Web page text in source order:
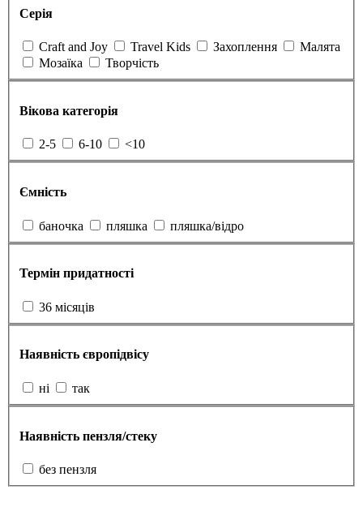
Серія
Craft and Joy Travel Kids Захоплення
Малята
Мозаїка
Творчість
Вікова категорія
2-5 6-10 <10
Ємність
баночка пляшка пляшка/відро
Термін придатності
36 місяців
Наявність європідвісу
ні так
Наявність пензля/стеку
без пензля